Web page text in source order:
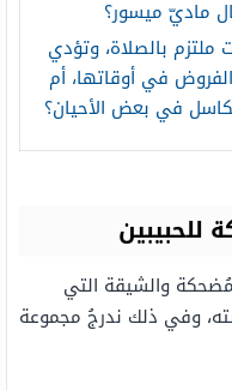
ماديّ ميسور؟
ملتزم بالصلاة، وتؤدي
في أوقاتها، أم
في بعض الأحيان؟
للحبيبين
والشيقة التي
وفي ذلك ندرجُ مجموعة